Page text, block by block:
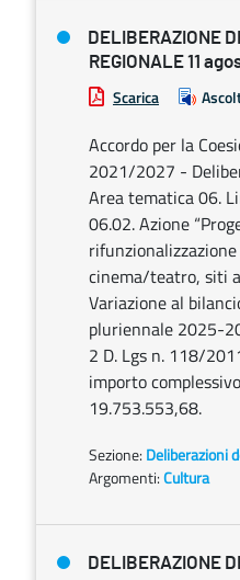
DELIBERAZIONE
REGIONALE 11
Scarica
Accordo per la
2021/2027 -
Area tematica 06.
06.02. Azione
cinema/teatro, siti
Variazione al
pluriennale 2025-
2 D. Lgs n. 118/
importo
19.753.553,68.
Sezione: Deliberazioni
Argomenti:Cultura
DELIBERAZIONE